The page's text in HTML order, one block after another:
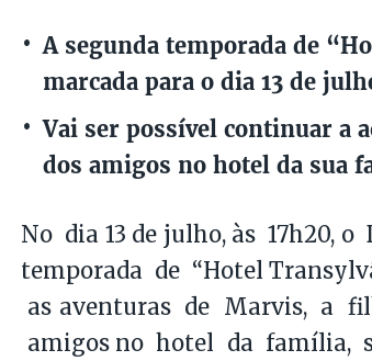
A segunda temporada de
marcada para o dia 13 de
Vai ser possível continuar a
dos amigos no hotel da sua
No dia 13 de julho, às 17h20,
temporada de “Hotel
as aventuras de Marvis, a
amigos no hotel da família,